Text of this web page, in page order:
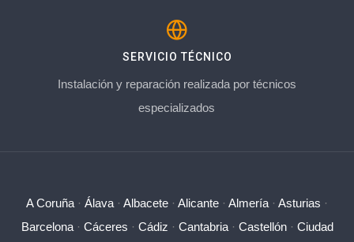
SERVICIO TÉCNICO
Instalación y reparación realizada por técnicos
especializados
A Coruña · Álava · Albacete · Alicante · Almería · Asturias ·
Barcelona· Cáceres · Cádiz · Cantabria· Castellón· Ciudad